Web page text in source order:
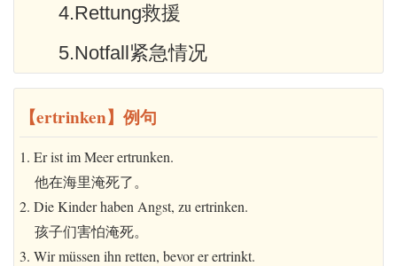
4.Rettung救援
5.Notfall紧急情况
【ertrinken】例句
1. Er ist im Meer ertrunken.
他在海里淹死了。
2. Die Kinder haben Angst, zu ertrinken.
孩子们害怕淹死。
3. Wir müssen ihn retten, bevor er ertrinkt.